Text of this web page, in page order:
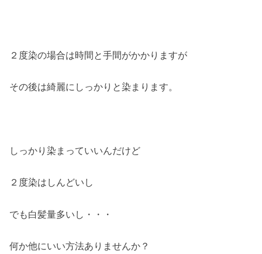
２度染の場合は時間と手間がかかりますが
その後は綺麗にしっかりと染まります。
しっかり染まっていいんだけど
２度染はしんどいし
でも白髪量多いし・・・
何か他にいい方法ありませんか？